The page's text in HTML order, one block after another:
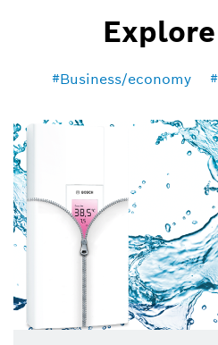
Business/economy